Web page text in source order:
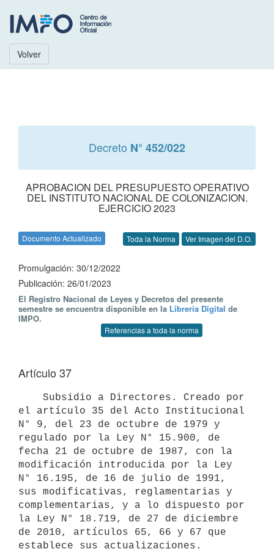
Volver
Decreto N° 452/022
APROBACION DEL PRESUPUESTO OPERATIVO
DEL INSTITUTO NACIONAL DE COLONIZACION.
EJERCICIO 2023
Documento Actualizado Toda la Norma Ver Imagen del D.O.
Promulgación: 30/12/2022
Publicación: 26/01/2023
El Registro Nacional de Leyes y Decretos del presente
semestre se encuentra disponible en la Librería Digital de
IMPO.
Referencias a toda la norma
Artículo 37
el artículo 35 del Acto Institucional
N° 9, del 23 de octubre de 1979 y
regulado por la Ley N° 15.900, de
fecha 21 de octubre de 1987, con la
modificación introducida por la Ley
N° 16.195, de 16 de julio de 1991,
sus modificativas, reglamentarias y
complementarias, y a lo dispuesto por
la Ley N° 18.719, de 27 de diciembre
de 2010, artículos 65, 66 y 67 que
establece sus actualizaciones.